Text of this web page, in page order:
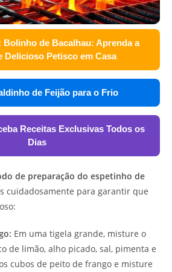
Bolinho de Bacalhau: Aprenda a
Delicioso Petisco em Casa
de Feijão para o Frio
Receitas Exclusivas Todos os
Dias
de preparação do espetinho de
cuidadosamente para garantir que
Em uma tigela grande, misture o
de limão, alho picado, sal, pimenta e
cubos de peito de frango e misture